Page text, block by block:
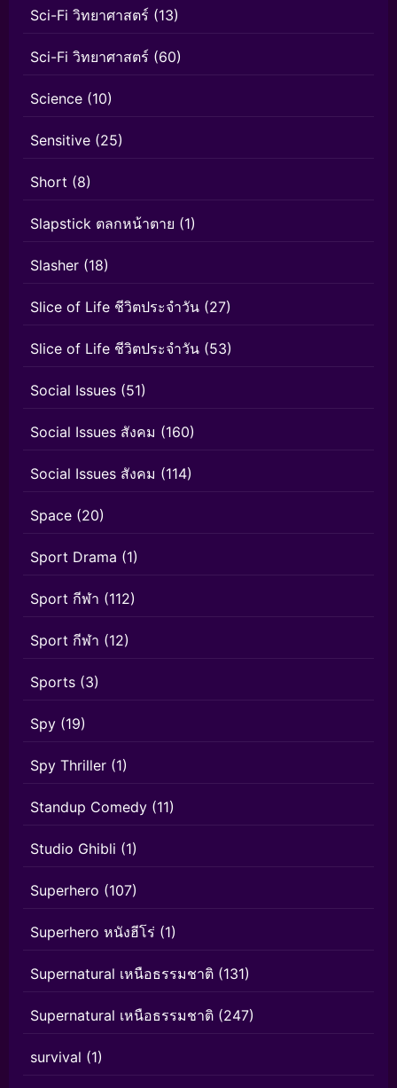
Sci-Fi วิทยาศาสตร์ (13)
Sci-Fi วิทยาศาสตร์ (60)
Science (10)
Sensitive (25)
Short (8)
Slapstick ตลกหน้าตาย (1)
Slasher (18)
Slice of Life ชีวิตประจำวัน (27)
Slice of Life ชีวิตประจำวัน (53)
Social Issues (51)
Social Issues สังคม (160)
Social Issues สังคม (114)
Space (20)
Sport Drama (1)
Sport กีฬา (112)
Sport กีฬา (12)
Sports (3)
Spy (19)
Spy Thriller (1)
Standup Comedy (11)
Studio Ghibli (1)
Superhero (107)
Superhero หนังฮีโร่ (1)
Supernatural เหนือธรรมชาติ (131)
Supernatural เหนือธรรมชาติ (247)
survival (1)